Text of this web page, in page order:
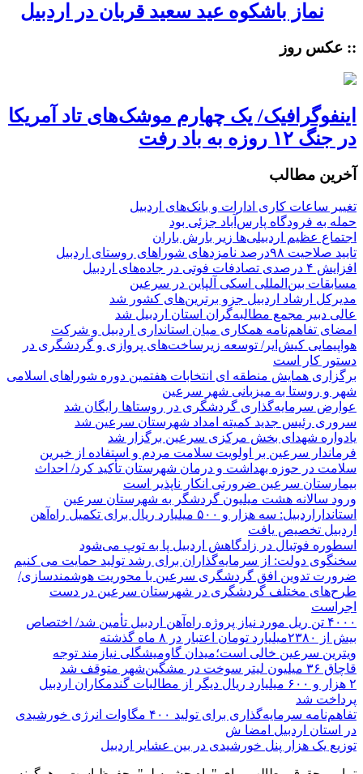
نماز باشکوه عید سعید قربان در اردبیل
:: عکس روز
اینفوگرافیک/ یک چهارم موشک‌های تاد آمریکا
در جنگ ۱۲ روزه به باد رفت
آخرین مطالب
تغییر ساعات کاری ادارات و بانک‌های اردبیل
حمله به فرودگاه پارس‌‌آباد جزئی بود
اجتماع عظیم اردبیلی‌ها زیر بارش باران
تایید صلاحیت ۹۸درصد نامزدهای شوراهای روستای اردبیل
افزایش ۴ درصدی تصادفات فوتی در جاده‌های اردبیل
مسابقات بین‌المللی اسکی آلپاین در سرعین
مدیرکل ارشاد اردبیل جزو برترین‌های کشور شد
عالی دبیر مجمع مطالبه‌گران استان اردبیل شد
امضای تفاهم‌نامه همکاری میان استانداری اردبیل و شرکت
هواپیمایی کیش‌ایر/ توسعه زیرساخت‌های پروازی و گردشگری در
دستور کار است
برگزاری همایش منطقه ای انتخابات هفتمین دوره شوراهای اسلامی
شهر و روستا به میزبانی شهر سرعین
عوارض سرمایه‌گذاری گردشگری در روستاها رایگان شد
سروری رئیس جدید کمیته امداد شهرستان سرعین شد
یادواره شهدای بخش مرکزی سرعین برگزار شد
فرماندار سرعین بر اولویت سلامت مردم و استفاده از خیرین
سلامت در حوزه بهداشت و درمان شهرستان تأکید کرد/ احداث
بیمارستان سرعین ضرورتی انکار ناپذیر است
ورود سالانه هشت میلیون گردشگر به شهرستان سرعین
استانداراردبیل: سه هزار و ۵۰۰ میلیارد ریال برای تکمیل راه‌آهن
اردبیل تخصیص یافت
اسطوره فوتبال در زادگاهش اردبیل پا به توپ می‌شود
سخنگوی دولت: از سرمایه‌گذاران برای رشد تولید حمایت می کنیم
ضرورت تدوین افق گردشگری سرعین با محوریت هوشمندسازی/
طرح‌های مختلف گردشگری در شهرستان سرعین در دست
اجراست
۴۰۰۰ تن ریل مورد نیاز پروژه راه‌آهن اردبیل تأمین شد/ اختصاص
بیش از ۲۳۸۰میلیارد تومان اعتبار در ۸ ماه گذشته
ویترین سرعین خالی است؛میدان گاومیشگلی نیازمند توجه
قاچاق ۳۶ میلیون لیتر سوخت در مشگین‌شهر متوقف شد
۲ هزار و ۶۰۰‌ میلیارد ریال دیگر از مطالبات گندمکاران اردبیل
پرداخت شد
تفاهم‌نامه سرمایه‌گذاری برای تولید ۴۰۰ مگاوات انرژی خورشیدی
در استان اردبیل امضا ش
توزیع یک هزار پنل خورشیدی در بین عشایر اردبیل